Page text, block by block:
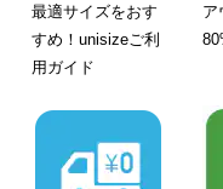
最適サイズをおす
すめ！unisizeご利
用ガイド
ア